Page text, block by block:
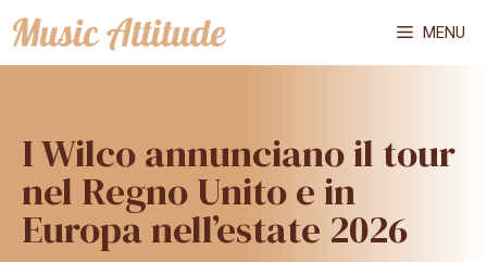
Vai
al
MENU
I Wilco annunciano il tour
nel Regno Unito e in
Europa nell’estate 2026